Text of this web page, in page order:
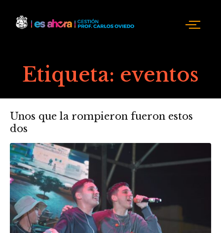
Etiqueta: eventos
Unos que la rompieron fueron estos
dos